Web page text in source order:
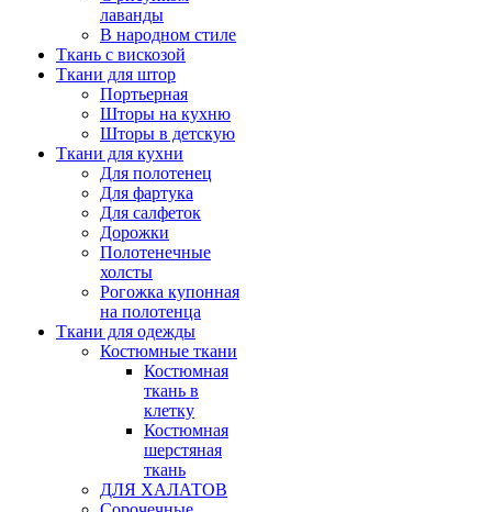
лаванды
В народном стиле
Ткань с вискозой
Ткани для штор
Портьерная
Шторы на кухню
Шторы в детскую
Ткани для кухни
Для полотенец
Для фартука
Для салфеток
Дорожки
Полотенечные
холсты
Рогожка купонная
на полотенца
Ткани для одежды
Костюмные ткани
Костюмная
ткань в
клетку
Костюмная
шерстяная
ткань
ДЛЯ ХАЛАТОВ